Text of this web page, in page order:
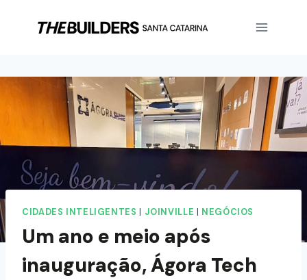
CIDADES INTELIGENTES JOINVILLE NEGÓCIOS
Um ano e meio após
inauguração, Ágora Tech